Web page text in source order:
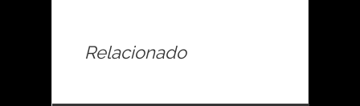
Relacionado